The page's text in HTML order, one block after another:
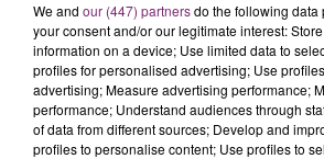
We and our (447) partnersdo the following data
your consent and/or our legitimate interest:
information on a device; Use limited data to
profiles for personalised advertising; Use
advertising; Measure advertising performance;
performance; Understand audiences through
of data from different sources; Develop and
profiles to personalise content; Use profiles to